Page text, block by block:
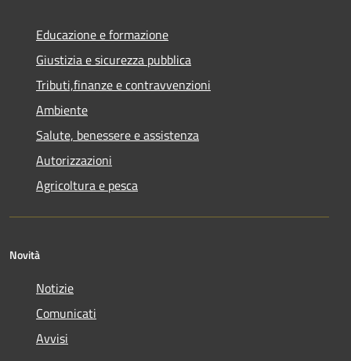
Educazione e formazione
Giustizia e sicurezza pubblica
Tributi,finanze e contravvenzioni
Ambiente
Salute, benessere e assistenza
Autorizzazioni
Agricoltura e pesca
Novità
Notizie
Comunicati
Avvisi